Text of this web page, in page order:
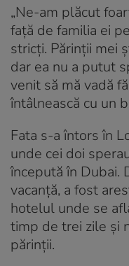
„Ne-am plăcut
față de familia ei
stricți. Părinții mei
dar ea nu a putut
venit să mă vadă
întâlnească cu un
Fata s-a întors în
unde cei doi
începută în Dubai.
vacanță, a fost
hotelul unde se
timp de trei zile și
părinții.